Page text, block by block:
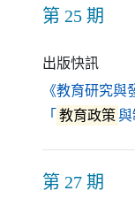
第 25 期
出版快訊
《教育研究
「 教育政策 與
第 27 期